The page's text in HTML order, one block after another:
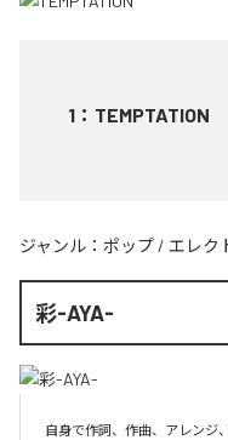
1 ： TEMPTATION
ジャンル： ポップ / エレク
彩-AYA-
自身で作詞、作曲、アレンジ